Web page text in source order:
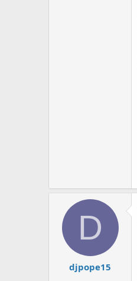
D
djpope15